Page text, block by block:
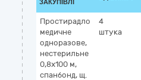
ЗАКУПІВЛІ
Простирадло
медичне
одноразове,
нестерильне
0,8х100 м,
спанбонд, щ.
4
штука